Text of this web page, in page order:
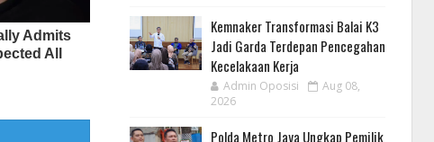
Kemnaker Transformasi Balai K3
Jadi Garda Terdepan Pencegahan
Kecelakaan Kerja
Admin Oposisi
Aug 08,
2026
Polda Metro Jaya Ungkap Pemilik